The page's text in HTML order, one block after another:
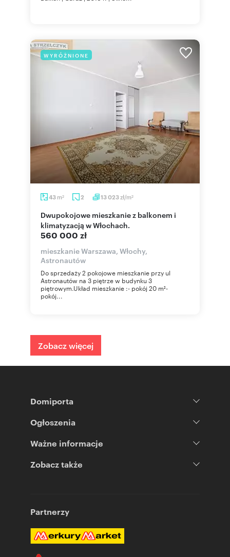
WYRÓŻNIONE
43 m2 2 13 023zł/m2
Dwupokojowe mieszkanie z balkonem i
klimatyzacją w Włochach.
560 000 zł
mieszkanie Warszawa, Włochy,
Astronautów
Do sprzedaży 2 pokojowe mieszkanie przy ul
Astronautów na 3 piętrze w budynku 3
piętrowym.Układ mieszkanie :- pokój 20 m²-
pokój...
Zobacz więcej
Domiporta
Ogłoszenia
Ważne informacje
Zobacz także
Partnerzy